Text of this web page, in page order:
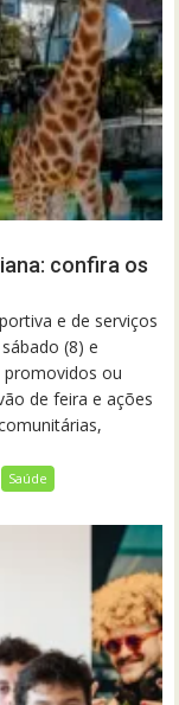
confira os
e de serviços
(8) e
promovidos ou
de feira e ações
Saúde